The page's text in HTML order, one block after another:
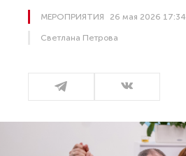
МЕРОПРИЯТИЯ 26 мая 2026 17:34
Светлана Петрова